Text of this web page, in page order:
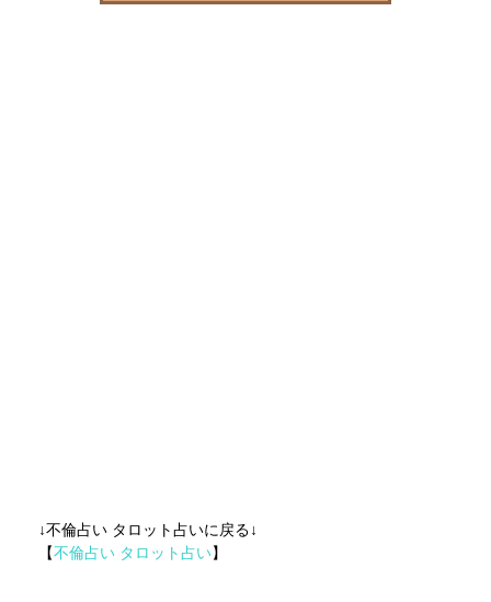
↓不倫占い タロット占いに戻る↓
【不倫占い タロット占い】